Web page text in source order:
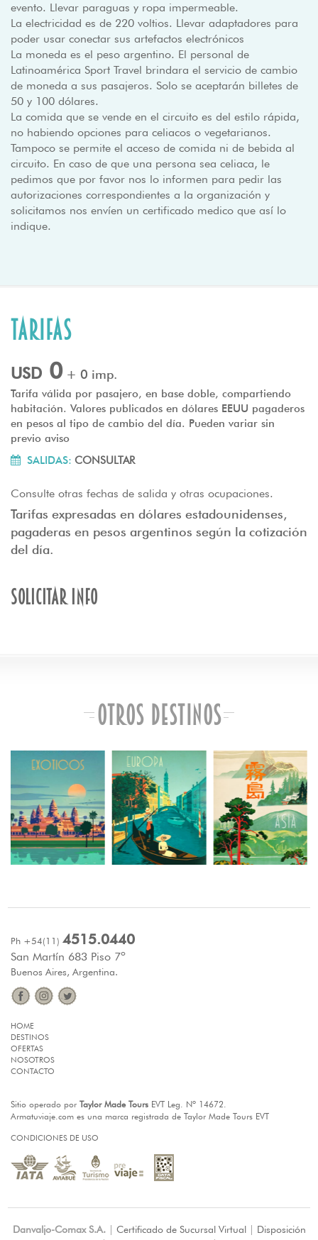
evento. Llevar paraguas y ropa impermeable.
La electricidad es de 220 voltios. Llevar adaptadores para
poder usar conectar sus artefactos electrónicos
La moneda es el peso argentino. El personal de
Latinoamérica Sport Travel brindara el servicio de cambio
de moneda a sus pasajeros. Solo se aceptarán billetes de
50 y 100 dólares.
La comida que se vende en el circuito es del estilo rápida,
no habiendo opciones para celiacos o vegetarianos.
Tampoco se permite el acceso de comida ni de bebida al
circuito. En caso de que una persona sea celiaca, le
pedimos que por favor nos lo informen para pedir las
autorizaciones correspondientes a la organización y
solicitamos nos envíen un certificado medico que así lo
indique.
Tarifas
USD 0+ 0 imp.
Tarifa válida por pasajero, en base doble, compartiendo
habitación. Valores publicados en dólares EEUU pagaderos
en pesos al tipo de cambio del día. Pueden variar sin
previo aviso
SALIDAS: CONSULTAR
Consulte otras fechas de salida y otras ocupaciones.
Tarifas expresadas en dólares estadounidenses,
pagaderas en pesos argentinos según la cotización
del día.
Solicitar info
Otros Destinos
Ph +54(11) 4515.0440
San Martín 683 Piso 7º
Buenos Aires, Argentina.
HOME
DESTINOS
OFERTAS
NOSOTROS
CONTACTO
Sitio operado por Taylor Made Tours EVT Leg. Nº 14672.
Armatuviaje.com es una marca registrada de Taylor Made Tours EVT
CONDICIONES DE USO
Danvaljo-Comax S.A.| Certificado de Sucursal Virtual| Disposición